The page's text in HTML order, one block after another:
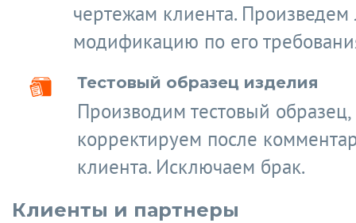
чертежам клиента.
модификацию по его
Тестовый образец изделия
Производим тестовый образец,
корректируем после
клиента. Исключаем брак.
Клиенты и партнеры